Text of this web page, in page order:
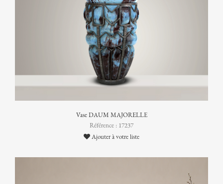
Vase DAUM MAJORELLE
Référence : 17237
Ajouter à votre liste